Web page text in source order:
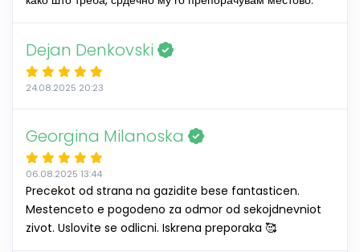
Dejan Denkovski
24.08.2025 20:23
Georgina Milanoska
06.08.2025 13:44
Precekot od strana na gazidite bese fantasticen.
Mestenceto e pogodeno za odmor od sekojdnevniot
zivot. Uslovite se odlicni. Iskrena preporaka 🥰